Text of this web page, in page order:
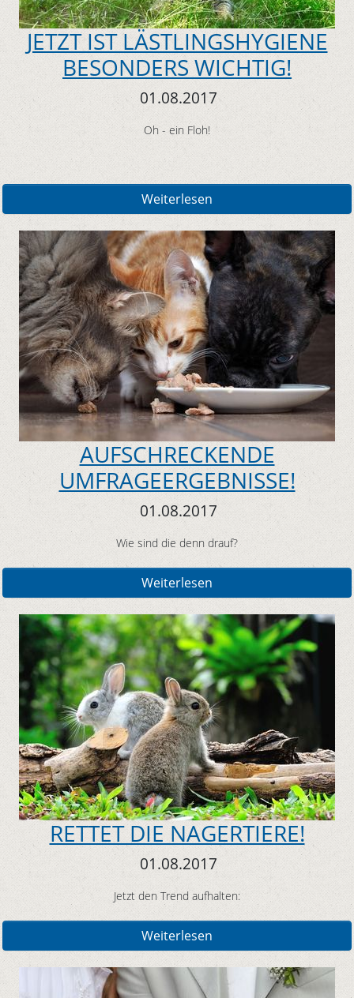
JETZT IST LÄSTLINGSHYGIENE
BESONDERS WICHTIG!
01.08.2017
Oh - ein Floh!
Weiterlesen
AUFSCHRECKENDE
UMFRAGEERGEBNISSE!
01.08.2017
Wie sind die denn drauf?
Weiterlesen
RETTET DIE NAGERTIERE!
01.08.2017
Jetzt den Trend aufhalten:
Weiterlesen